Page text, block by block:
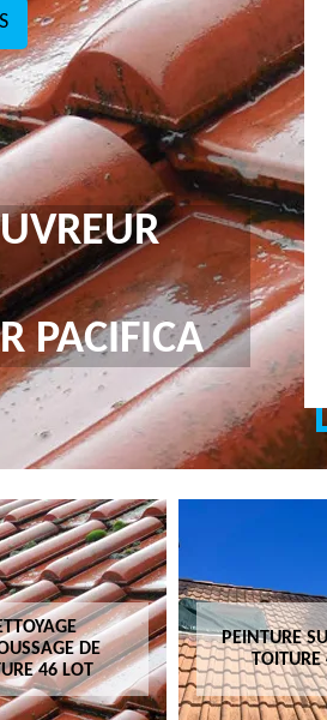
PACIFICA
DE
46 LOT
PEINTURE
TOITURE